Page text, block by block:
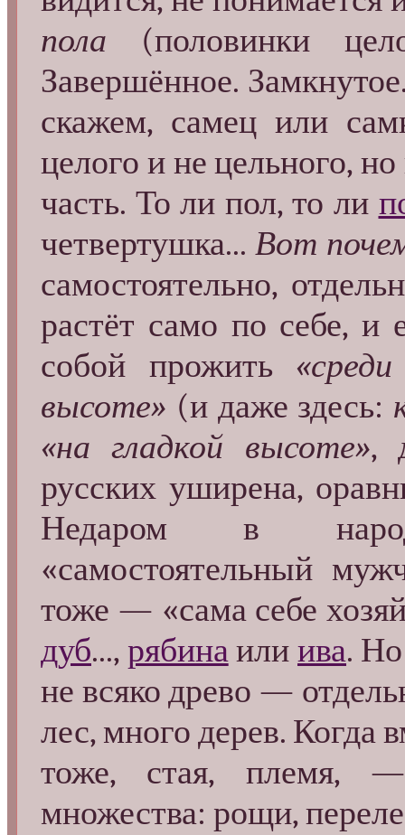
пола (половинки
Завершённое.
скажем, самец или
целого и не цельного,
часть. То ли пол, то ли
четвертушка... Вот
самостоятельно,
растёт само по себе,
собой прожить
высоте» (и даже здесь:
«на гладкой высоте»,
русских уширена,
Недаром в
«самостоятельный
тоже — «сама себе
дуб..., рябинаилиива.
не всяко древо —
лес, много дерев. Когда
тоже, стая,
множества: рощи,